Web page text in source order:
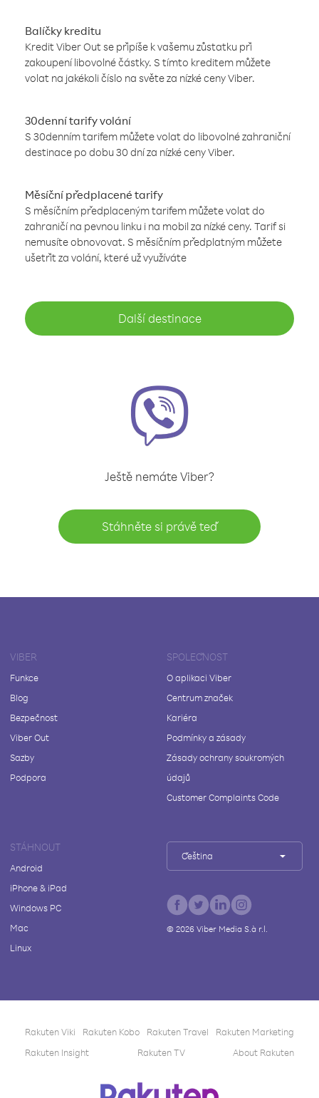
Balíčky kreditu
Kredit Viber Out se připíše k vašemu zůstatku při
zakoupení libovolné částky. S tímto kreditem můžete
volat na jakékoli číslo na světe za nízké ceny Viber.
30denní tarify volání
S 30denním tarifem můžete volat do libovolné zahraniční
destinace po dobu 30 dní za nízké ceny Viber.
Měsíční předplacené tarify
S měsíčním předplaceným tarifem můžete volat do
zahraničí na pevnou linku i na mobil za nízké ceny. Tarif si
nemusíte obnovovat. S měsíčním předplatným můžete
ušetřit za volání, které už využíváte
Další destinace
Ještě nemáte Viber?
Stáhněte si právě teď
VIBER
Funkce
Blog
Bezpečnost
Viber Out
Sazby
Podpora
SPOLEČNOST
O aplikaci Viber
Centrum značek
Kariéra
Podmínky a zásady
Zásady ochrany soukromých
údajů
Customer Complaints Code
STÁHNOUT
Android
iPhone & iPad
Windows PC
Mac
Linux
Čeština
© 2026Viber Media S.à r.l.
Rakuten Viki Rakuten Kobo Rakuten Travel
Rakuten Marketing
Rakuten Insight
Rakuten TV About Rakuten